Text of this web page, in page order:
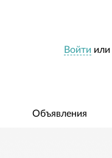
Войти или
Объявления